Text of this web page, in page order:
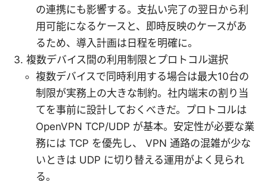
の連携にも影響する。支払い完了の翌日から利
用可能になるケースと、即時反映のケースがあ
るため、導入計画は日程を明確に。
複数デバイス間の利用制限とプロトコル選択
複数デバイスで同時利用する場合は最大10台の
制限が実務上の大きな制約。社内端末の割り当
てを事前に設計しておくべきだ。プロトコルは
OpenVPN TCP/UDP が基本。安定性が必要な業
務には TCP を優先し、 VPN 通路の混雑が少な
いときは UDP に切り替える運用がよく見られ
る。